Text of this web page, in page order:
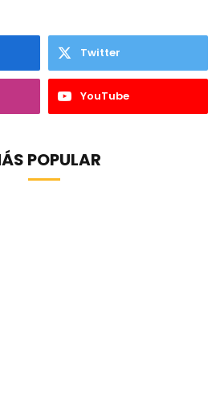
Twitter
YouTube
POPULAR